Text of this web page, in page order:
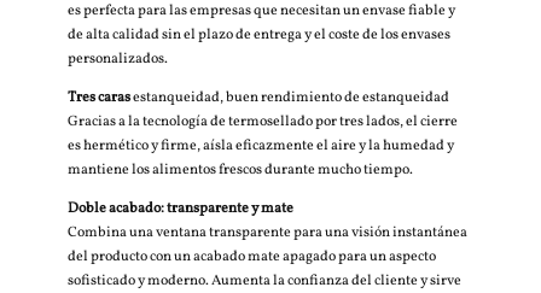
es perfecta para las empresas que necesitan un envase fiable y
de alta calidad sin el plazo de entrega y el coste de los envases
personalizados.
Tres carasestanqueidad, buen rendimiento de estanqueidad
Gracias a la tecnología de termosellado por tres lados, el cierre
es hermético y firme, aísla eficazmente el aire y la humedad y
mantiene los alimentos frescos durante mucho tiempo.
Doble acabado: transparente y mate
Combina una ventana transparente para una visión instantánea
del producto con un acabado mate apagado para un aspecto
sofisticado y moderno. Aumenta la confianza del cliente y sirve